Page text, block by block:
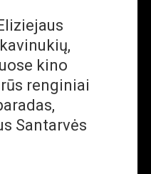
kino
renginiai
Santarvės